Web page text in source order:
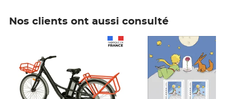
Nos clients ont aussi consulté
Prix 7,50€